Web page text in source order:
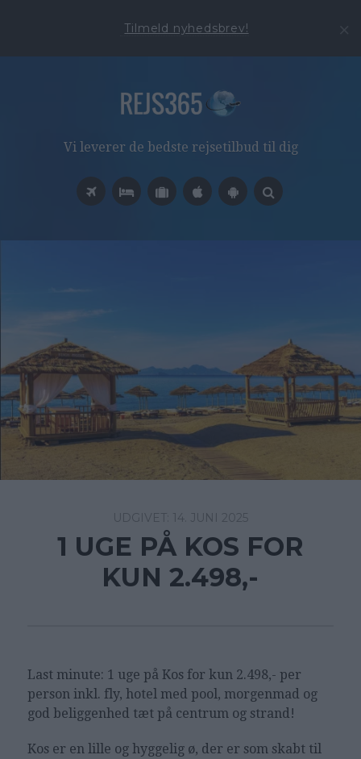
Tilmeld nyhedsbrev!
Vi leverer de bedste rejsetilbud til dig
14. JUNI 2025
1 UGE PÅ KOS FOR
KUN 2.498,-
Last minute: 1 uge på Kos for kun 2.498,- per
person inkl. fly, hotel med pool, morgenmad og
god beliggenhed tæt på centrum og strand!
Kos er en lille og hyggelig ø, der er som skabt til